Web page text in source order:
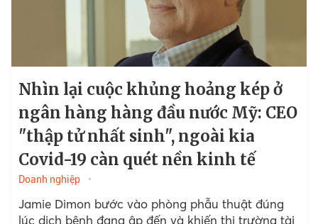
Nhìn lại cuộc khủng hoảng kép ở
ngân hàng hàng đầu nước Mỹ: CEO
"thập tử nhất sinh", ngoài kia
Covid-19 càn quét nền kinh tế
Doanh nghiệp
Jamie Dimon bước vào phòng phẫu thuật đúng
lúc dịch bệnh đang ập đến và khiến thị trường tài